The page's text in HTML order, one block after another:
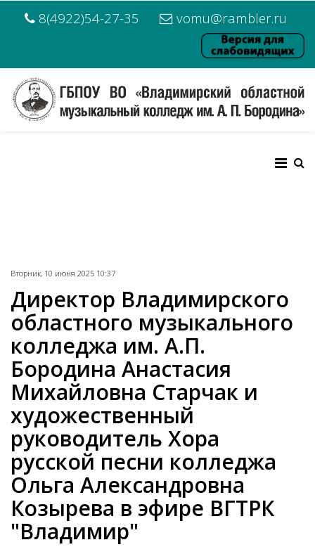
8(4922)54-27-35 vomu@rambler.ru
Вторник, 10 июня 2025 10:37
Директор Владимирского
областного музыкального
колледжа им. А.П.
Бородина Анастасия
Михайловна Старчак и
художественный
руководитель Хора
русской песни колледжа
Ольга Александровна
Козырева в эфире ВГТРК
"Владимир"